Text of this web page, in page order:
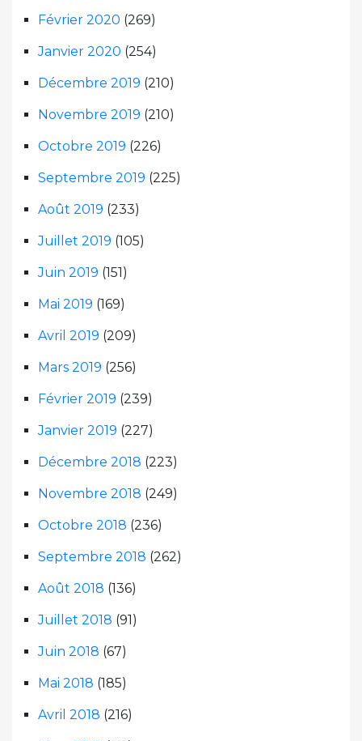
Février 2020 (269)
Janvier 2020 (254)
Décembre 2019 (210)
Novembre 2019 (210)
Octobre 2019 (226)
Septembre 2019 (225)
Août 2019 (233)
Juillet 2019 (105)
Juin 2019 (151)
Mai 2019 (169)
Avril 2019 (209)
Mars 2019 (256)
Février 2019 (239)
Janvier 2019 (227)
Décembre 2018 (223)
Novembre 2018 (249)
Octobre 2018 (236)
Septembre 2018 (262)
Août 2018 (136)
Juillet 2018 (91)
Juin 2018 (67)
Mai 2018 (185)
Avril 2018 (216)